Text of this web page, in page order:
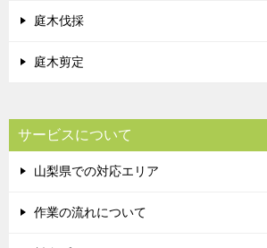
庭木伐採
庭木剪定
サービスについて
山梨県での対応エリア
作業の流れについて